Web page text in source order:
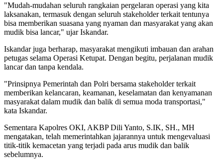
"Mudah-mudahan seluruh rangkaian pergelaran operasi yang kita
laksanakan, termasuk dengan seluruh stakeholder terkait tentunya
bisa memberikan suasana yang nyaman dan masyarakat yang akan
mudik bisa lancar," ujar Iskandar.
Iskandar juga berharap, masyarakat mengikuti imbauan dan arahan
petugas selama Operasi Ketupat. Dengan begitu, perjalanan mudik
lancar dan tanpa kendala.
"Prinsipnya Pemerintah dan Polri bersama stakeholder terkait
memberikan kelancaran, keamanan, keselamatan dan kenyamanan
masyarakat dalam mudik dan balik di semua moda transportasi,"
kata Iskandar.
Sementara Kapolres OKI, AKBP Dili Yanto, S.IK, SH., MH
mengatakan, telah memerintahkan jajarannya untuk mengevaluasi
titik-titik kemacetan yang terjadi pada arus mudik dan balik
sebelumnya.